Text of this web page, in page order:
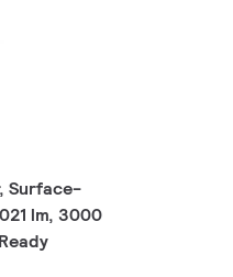
Surface-
lm, 3000